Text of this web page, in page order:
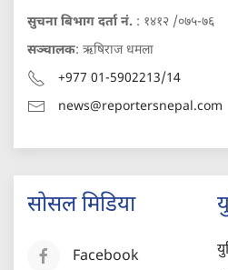
सुचना बिभाग दर्ता नं. : १४१२ /०७५-७६
सञ्चालक: ऋषिराज धमला
+977 01-5902213/14
news@reportersnepal.com
सोसल मिडिया
Facebook